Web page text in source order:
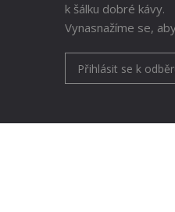
k šálku dobré kávy.
Vynasnažíme se,
Přihlásit se k